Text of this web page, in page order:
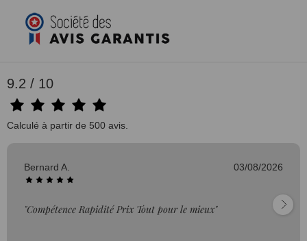
9.2 / 10
Calculé à partir de 500 avis.
Bernard A. 03/08/2026
"Compétence Rapidité Prix Tout pour le mieux"